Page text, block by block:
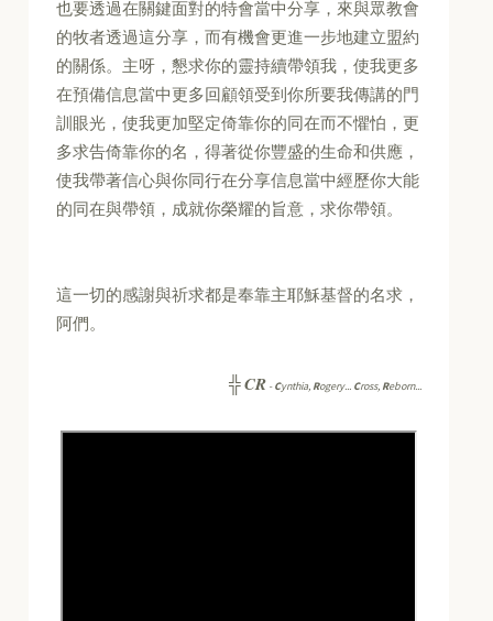
也要透過在關鍵面對的特會當中分享，來與眾教會
的牧者透過這分享，而有機會更進一步地建立盟約
的關係。主呀，懇求你的靈持續帶領我，使我更多
在預備信息當中更多回顧領受到你所要我傳講的門
訓眼光，使我更加堅定倚靠你的同在而不懼怕，更
多求告倚靠你的名，得著從你豐盛的生命和供應，
使我帶著信心與你同行在分享信息當中經歷你大能
的同在與帶領，成就你榮耀的旨意，求你帶領。
這一切的感謝與祈求都是奉靠主耶穌基督的名求，
阿們。
╬CR -Cynthia, Rogery... Cross, Reborn...